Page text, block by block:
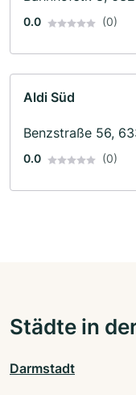
0.0 (0)
Aldi Süd
Benzstraße 56,
0.0 (0)
Städte in
Darmstadt